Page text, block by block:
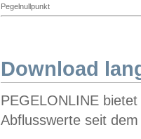
Pegelnullpunkt
Download
PEGELONLINE
Abflusswerte seit